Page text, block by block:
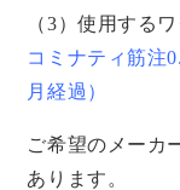
（3）使用する
コミナティ筋注
月経過）
ご希望のメーカ
あります。